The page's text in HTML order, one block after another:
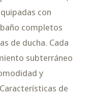
con
completos
de ducha. Cada
subterráneo
y
de